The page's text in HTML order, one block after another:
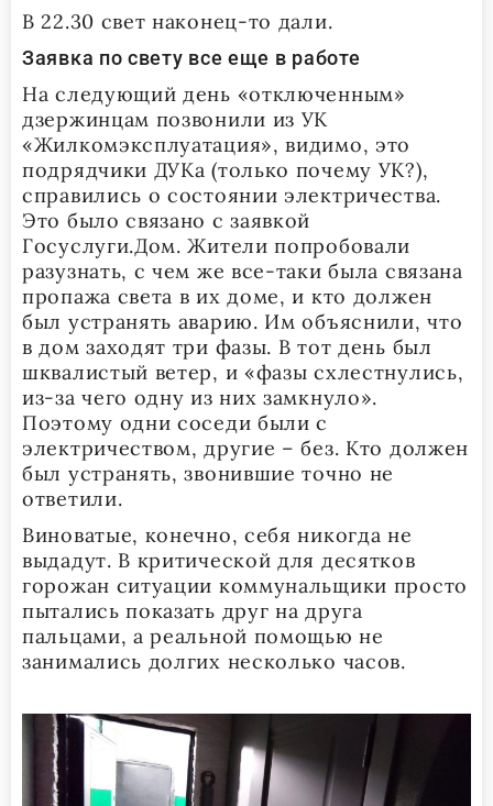
В 22.30 свет наконец-то дали.
Заявка по свету все еще в работе
На следующий день «отключенным»
дзержинцам позвонили из УК
«Жилкомэксплуатация», видимо, это
подрядчики ДУКа (только почему УК?),
справились о состоянии электричества.
Это было связано с заявкой
Госуслуги.Дом. Жители попробовали
разузнать, с чем же все-таки была связана
пропажа света в их доме, и кто должен
был устранять аварию. Им объяснили, что
в дом заходят три фазы. В тот день был
шквалистый ветер, и «фазы схлестнулись,
из-за чего одну из них замкнуло».
Поэтому одни соседи были с
электричеством, другие – без. Кто должен
был устранять, звонившие точно не
ответили.
Виноватые, конечно, себя никогда не
выдадут. В критической для десятков
горожан ситуации коммунальщики просто
пытались показать друг на друга
пальцами, а реальной помощью не
занимались долгих несколько часов.